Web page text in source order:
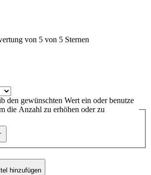
von 5 von 5 Sternen
den gewünschten Wert ein oder benutze
die Anzahl zu erhöhen oder zu
hinzufügen